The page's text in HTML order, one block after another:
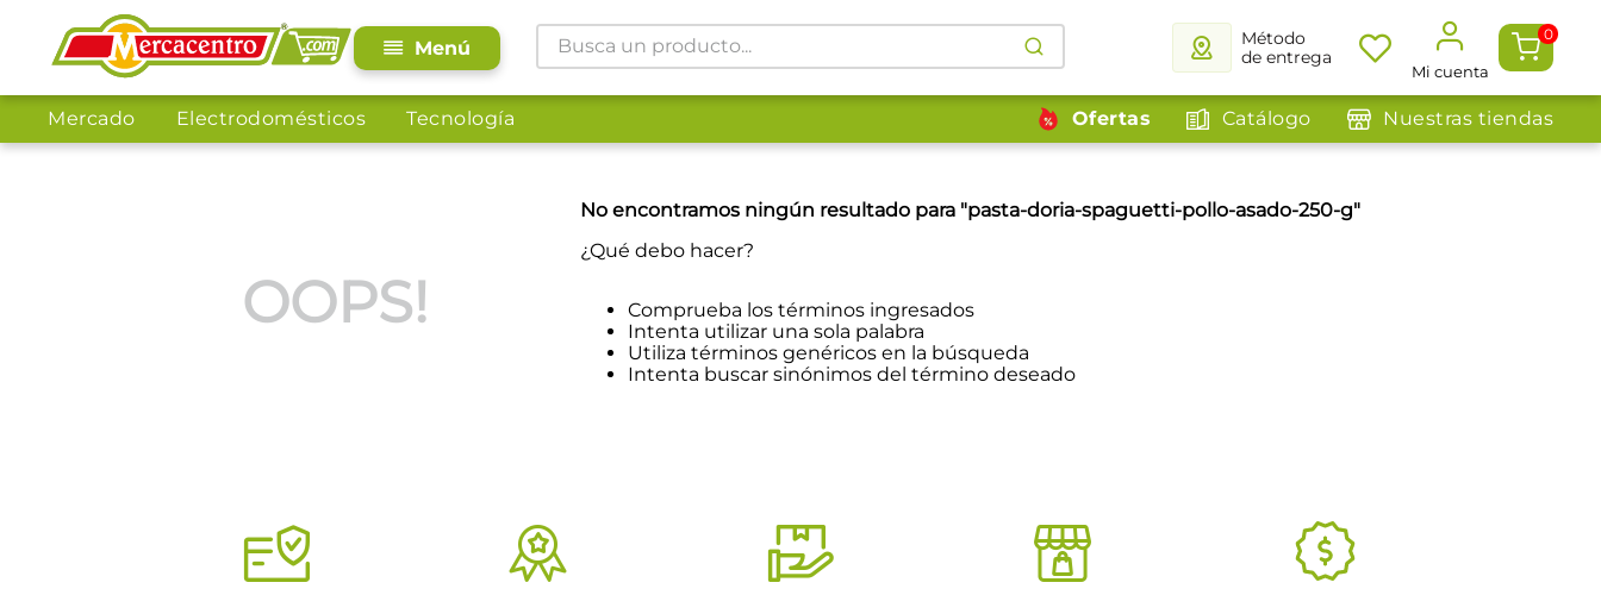
Busca un producto...
Método
de entrega
Mi cuenta
0
Mercado Electrodomésticos Tecnología Ofertas Catálogo Nuestras tiendas
OOPS!
No encontramos ningún resultado para "pasta-doria-spaguetti-pollo-asado-250-g"
¿Qué debo hacer?
Comprueba los términos ingresados
Intenta utilizar una sola palabra
Utiliza términos genéricos en la búsqueda
Intenta buscar sinónimos del término deseado